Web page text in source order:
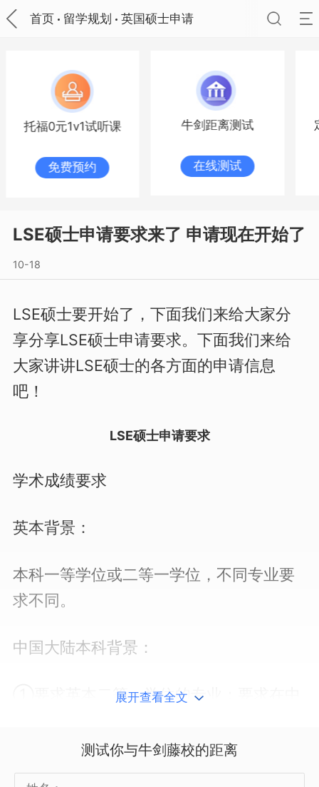
首页 留学规划 英国硕士申请
牛剑距离测试
在线测试
定制专属留学规划
点击制定
LSE硕士申请要求来了 申请现在开始了
10-18
LSE硕士要开始了，下面我们来给大家分
享分享LSE硕士申请要求。下面我们来给
大家讲讲LSE硕士的各方面的申请信息
吧！
LSE硕士申请要求
学术成绩要求
英本背景：
本科一等学位或二等一学位，不同专业要
求不同。
中国大陆本科背景：
①要求英本二等一学位的专业：要求在中
学士学位，而所有其他申请人通常是要求
总分90%的学士学位。
展开查看全文
测试你与牛剑藤校的距离